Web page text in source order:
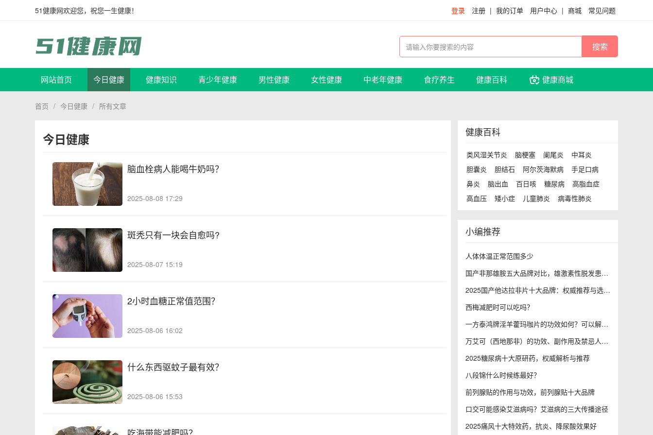
51健康网欢迎您，祝您一生健康！ 登录 注册 | 我的订单 用户中心 | 商城 常见问题
网站首页 今日健康 健康知识 青少年健康 男性健康 女性健康 中老年健康 食疗养生 健康百科 健康商城
首页 / 今日健康 / 所有文章
今日健康
脑血栓病人能喝牛奶吗？
2025-08-08 17:29
斑秃只有一块会自愈吗?
2025-08-07 15:19
2小时血糖正常值范围？
2025-08-06 16:02
什么东西驱蚊子最有效？
2025-08-06 15:53
健康百科
类风湿关节炎 脑梗塞 阑尾炎
中耳炎
胆囊炎
胆结石 阿尔茨海默病
手足口病
鼻炎
脑出血 百日咳 糖尿病
高脂血症
高血压
矮小症 儿童肺炎 病毒性肺炎
小编推荐
人体体温正常范围多少
国产非那雄胺五大品牌对比，雄激素性脱发患者的福音
2025国产他达拉非片十大品牌：权威推荐与选购指南
西梅减肥时可以吃吗？
一方泰鸿牌淫羊藿玛咖片的功效如何？可以解决哪些健康问题？
万艾可（西地那非）的功效、副作用及禁忌人群全解析
2025糖尿病十大原研药，权威解析与推荐
八段锦什么时候练最好？
前列腺贴的作用与功效，前列腺贴十大品牌
口交可能感染艾滋病吗？艾滋病的三大传播途径
2025痛风十大特效药，抗炎、降尿酸效果好